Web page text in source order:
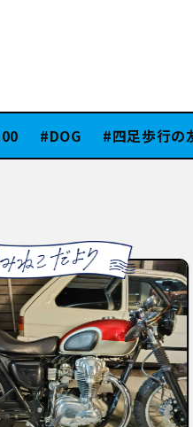
DOG 四足歩行の友達
2026.07.08